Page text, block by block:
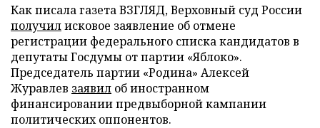
Как писала газета ВЗГЛЯД, Верховный суд России
получилисковое заявление об отмене
регистрации федерального списка кандидатов в
депутаты Госдумы от партии «Яблоко».
Председатель партии «Родина» Алексей
Журавлев заявил об иностранном
финансировании предвыборной кампании
политических оппонентов.